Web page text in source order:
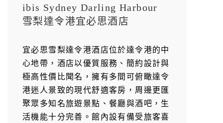
ibis Sydney Darling Harbour
雪梨達令港宜必思酒店
宜必思雪梨達令港酒店位於達令港的中
心地帶，酒店以優質服務、簡約設計與
極高性價比聞名，擁有多間可俯瞰達令
港迷人景致的現代舒適客房，周邊更匯
聚眾多知名旅遊景點、餐廳與酒吧，生
活機能十分完善。館內設有備受旅客喜